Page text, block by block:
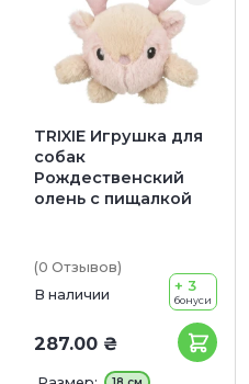
TRIXIE Игрушка для
собак
Рождественский
олень с пищалкой
(0 Отзывов)
В наличии
287.00 ₴
+ 3
бонуси